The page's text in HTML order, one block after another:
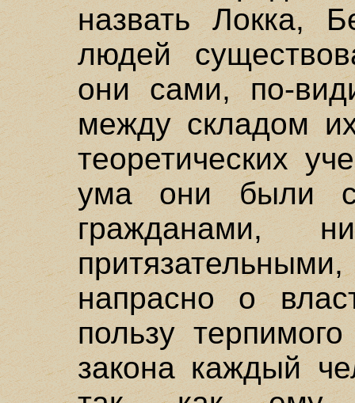
назвать Локка,
людей
они сами, по-
между складом
теоретических
ума они были
гражданами,
напрасно о
пользу
закона каждый